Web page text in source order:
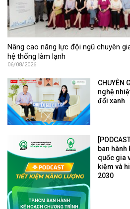
Nâng cao năng lực đội ngũ chuyên
hệ thống làm lạnh
06/08/2026
CHUYÊN
nghệ
đổi xanh
ban hành
quốc gia
kiệm và
2030